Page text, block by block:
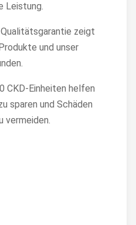
Leistung.
zeigt
und unser
CKD-Einheiten helfen
sparen und Schäden
vermeiden.